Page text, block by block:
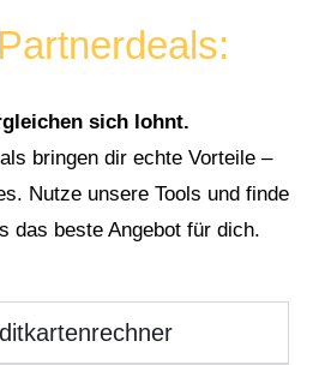
sich lohnt.
bringen dir echte Vorteile –
Nutze unsere Tools und finde
das beste Angebot für dich.